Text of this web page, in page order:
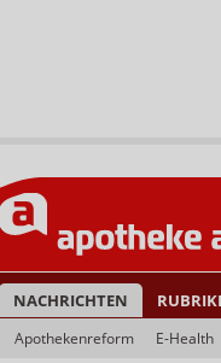
NACHRICHTEN
Apothekenreform E-Health